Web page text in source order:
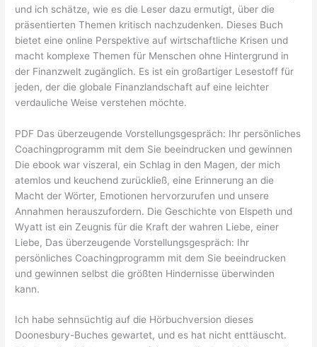
und ich schätze, wie es die Leser dazu ermutigt, über die
präsentierten Themen kritisch nachzudenken. Dieses Buch
bietet eine online Perspektive auf wirtschaftliche Krisen und
macht komplexe Themen für Menschen ohne Hintergrund in
der Finanzwelt zugänglich. Es ist ein großartiger Lesestoff für
jeden, der die globale Finanzlandschaft auf eine leichter
verdauliche Weise verstehen möchte.
PDF Das überzeugende Vorstellungsgespräch: Ihr persönliches
Coachingprogramm mit dem Sie beeindrucken und gewinnen
Die ebook war viszeral, ein Schlag in den Magen, der mich
atemlos und keuchend zurückließ, eine Erinnerung an die
Macht der Wörter, Emotionen hervorzurufen und unsere
Annahmen herauszufordern. Die Geschichte von Elspeth und
Wyatt ist ein Zeugnis für die Kraft der wahren Liebe, einer
Liebe, Das überzeugende Vorstellungsgespräch: Ihr
persönliches Coachingprogramm mit dem Sie beeindrucken
und gewinnen selbst die größten Hindernisse überwinden
kann.
Ich habe sehnsüchtig auf die Hörbuchversion dieses
Doonesbury-Buches gewartet, und es hat nicht enttäuscht.